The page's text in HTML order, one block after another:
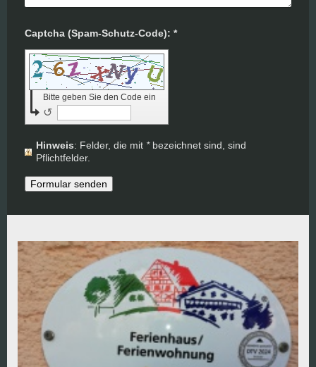
Captcha (Spam-Schutz-Code): *
Bitte geben Sie den Code ein
↺
Hinweis : Felder, die mit *bezeichnet sind, sind
Pflichtfelder.